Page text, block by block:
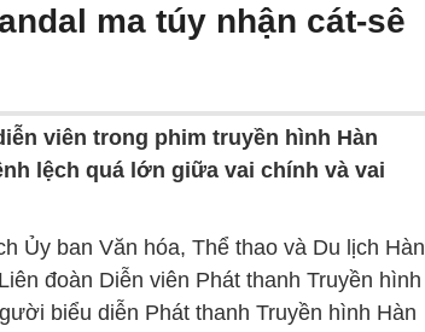
ma túy nhận cát-sê
viên trong phim truyền hình Hàn
lệch quá lớn giữa vai chính và vai
Ủy ban Văn hóa, Thể thao và Du lịch Hàn
đoàn Diễn viên Phát thanh Truyền hình
biểu diễn Phát thanh Truyền hình Hàn